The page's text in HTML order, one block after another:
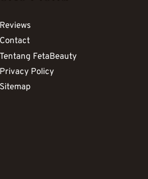
Reviews
Contact
Tentang FetaBeauty
Privacy Policy
Sitemap